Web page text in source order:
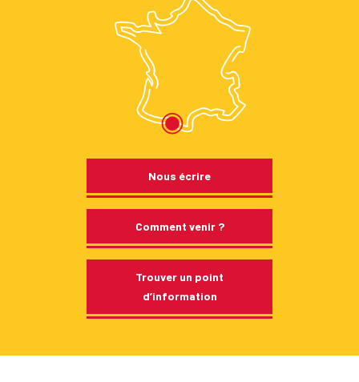
Nous écrire
Comment venir ?
Trouver un point
d’information